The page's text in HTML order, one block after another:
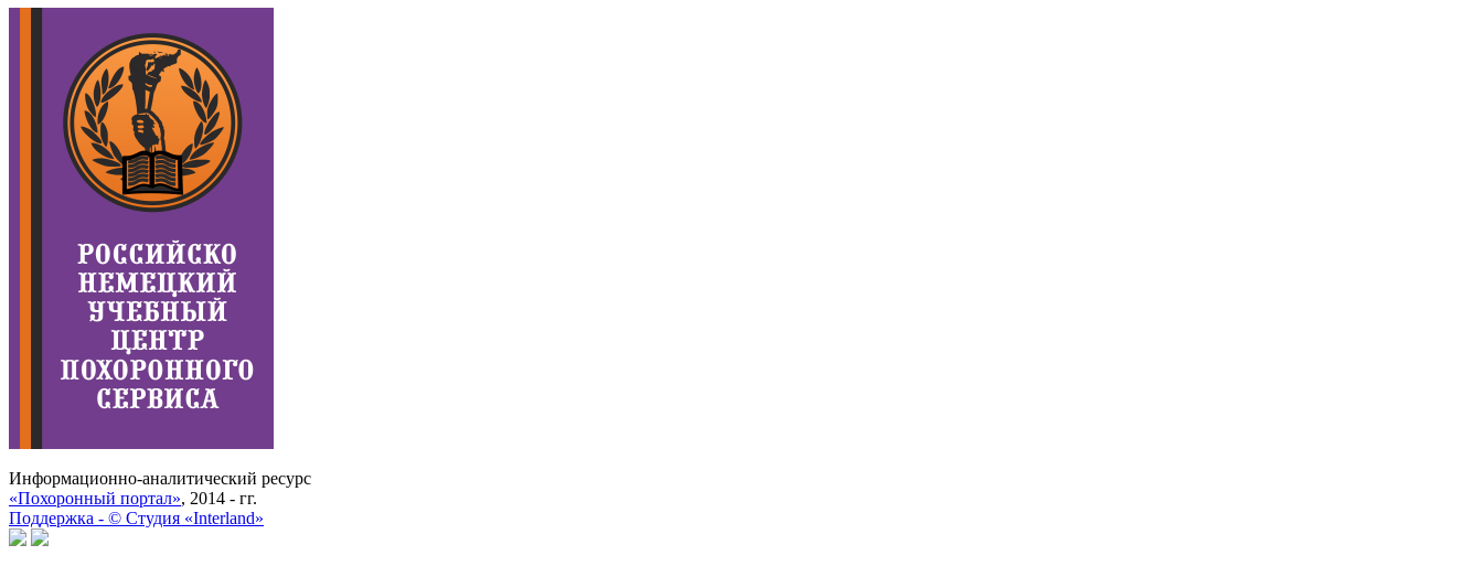
Информационно-аналитический ресурс
«Похоронный портал», 2014 - гг.
Поддержка - © Cтудия «Interland»